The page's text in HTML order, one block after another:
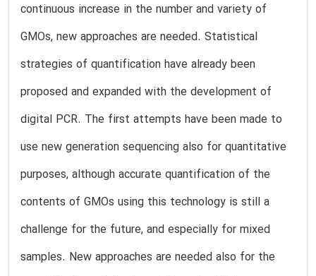
continuous increase in the number and variety of
GMOs, new approaches are needed. Statistical
strategies of quantification have already been
proposed and expanded with the development of
digital PCR. The first attempts have been made to
use new generation sequencing also for quantitative
purposes, although accurate quantification of the
contents of GMOs using this technology is still a
challenge for the future, and especially for mixed
samples. New approaches are needed also for the